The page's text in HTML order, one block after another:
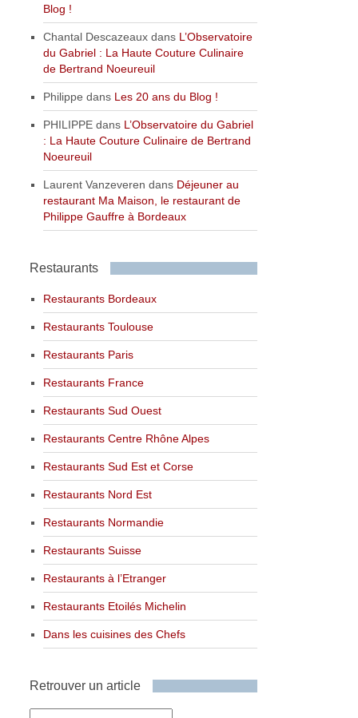
Blog !
Chantal Descazeaux dans L’Observatoire
du Gabriel : La Haute Couture Culinaire
de Bertrand Noeureuil
Philippe dans Les 20 ans du Blog !
PHILIPPE dans L’Observatoire du Gabriel
: La Haute Couture Culinaire de Bertrand
Noeureuil
Laurent Vanzeveren dans Déjeuner au
restaurant Ma Maison, le restaurant de
Philippe Gauffre à Bordeaux
Restaurants
Restaurants Bordeaux
Restaurants Toulouse
Restaurants Paris
Restaurants France
Restaurants Sud Ouest
Restaurants Centre Rhône Alpes
Restaurants Sud Est et Corse
Restaurants Nord Est
Restaurants Normandie
Restaurants Suisse
Restaurants à l’Etranger
Restaurants Etoilés Michelin
Dans les cuisines des Chefs
Retrouver un article